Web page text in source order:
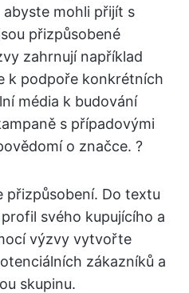
abyste mohli přijít s
přizpůsobené
zahrnují například
k podpoře konkrétních
média k budování
s případovými
o značce. ?
přizpůsobení. Do textu
svého kupujícího a
výzvy vytvořte
zákazníků a
skupinu.